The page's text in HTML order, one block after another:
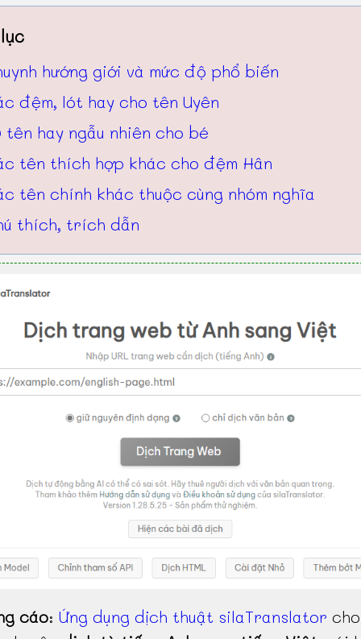
hướng giới và mức độ phổ biến
đệm, lót hay cho tên Uyên
tên hay ngẫu nhiên cho bé
tên thích hợp khác cho đệm Hân
tên chính khác thuộc cùng nhóm nghĩa
thích, trích dẫn
cáo: Ứng dụng dịch thuật silaTranslator